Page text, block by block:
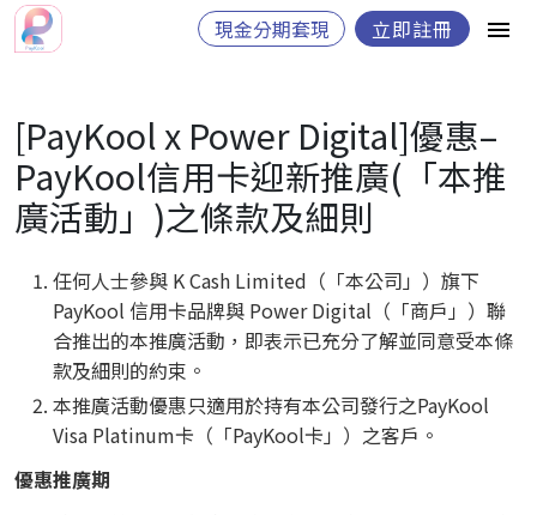
現金分期套現 立即註冊
[PayKool x Power Digital]優惠–
PayKool信用卡迎新推廣(「本推
廣活動」)之條款及細則
任何人士參與 K Cash Limited（「本公司」）旗下
PayKool 信用卡品牌與 Power Digital（「商戶」）聯
合推出的本推廣活動，即表示已充分了解並同意受本條
款及細則的約束。
本推廣活動優惠只適用於持有本公司發行之PayKool
Visa Platinum卡（「PayKool卡」）之客戶。
優惠推廣期